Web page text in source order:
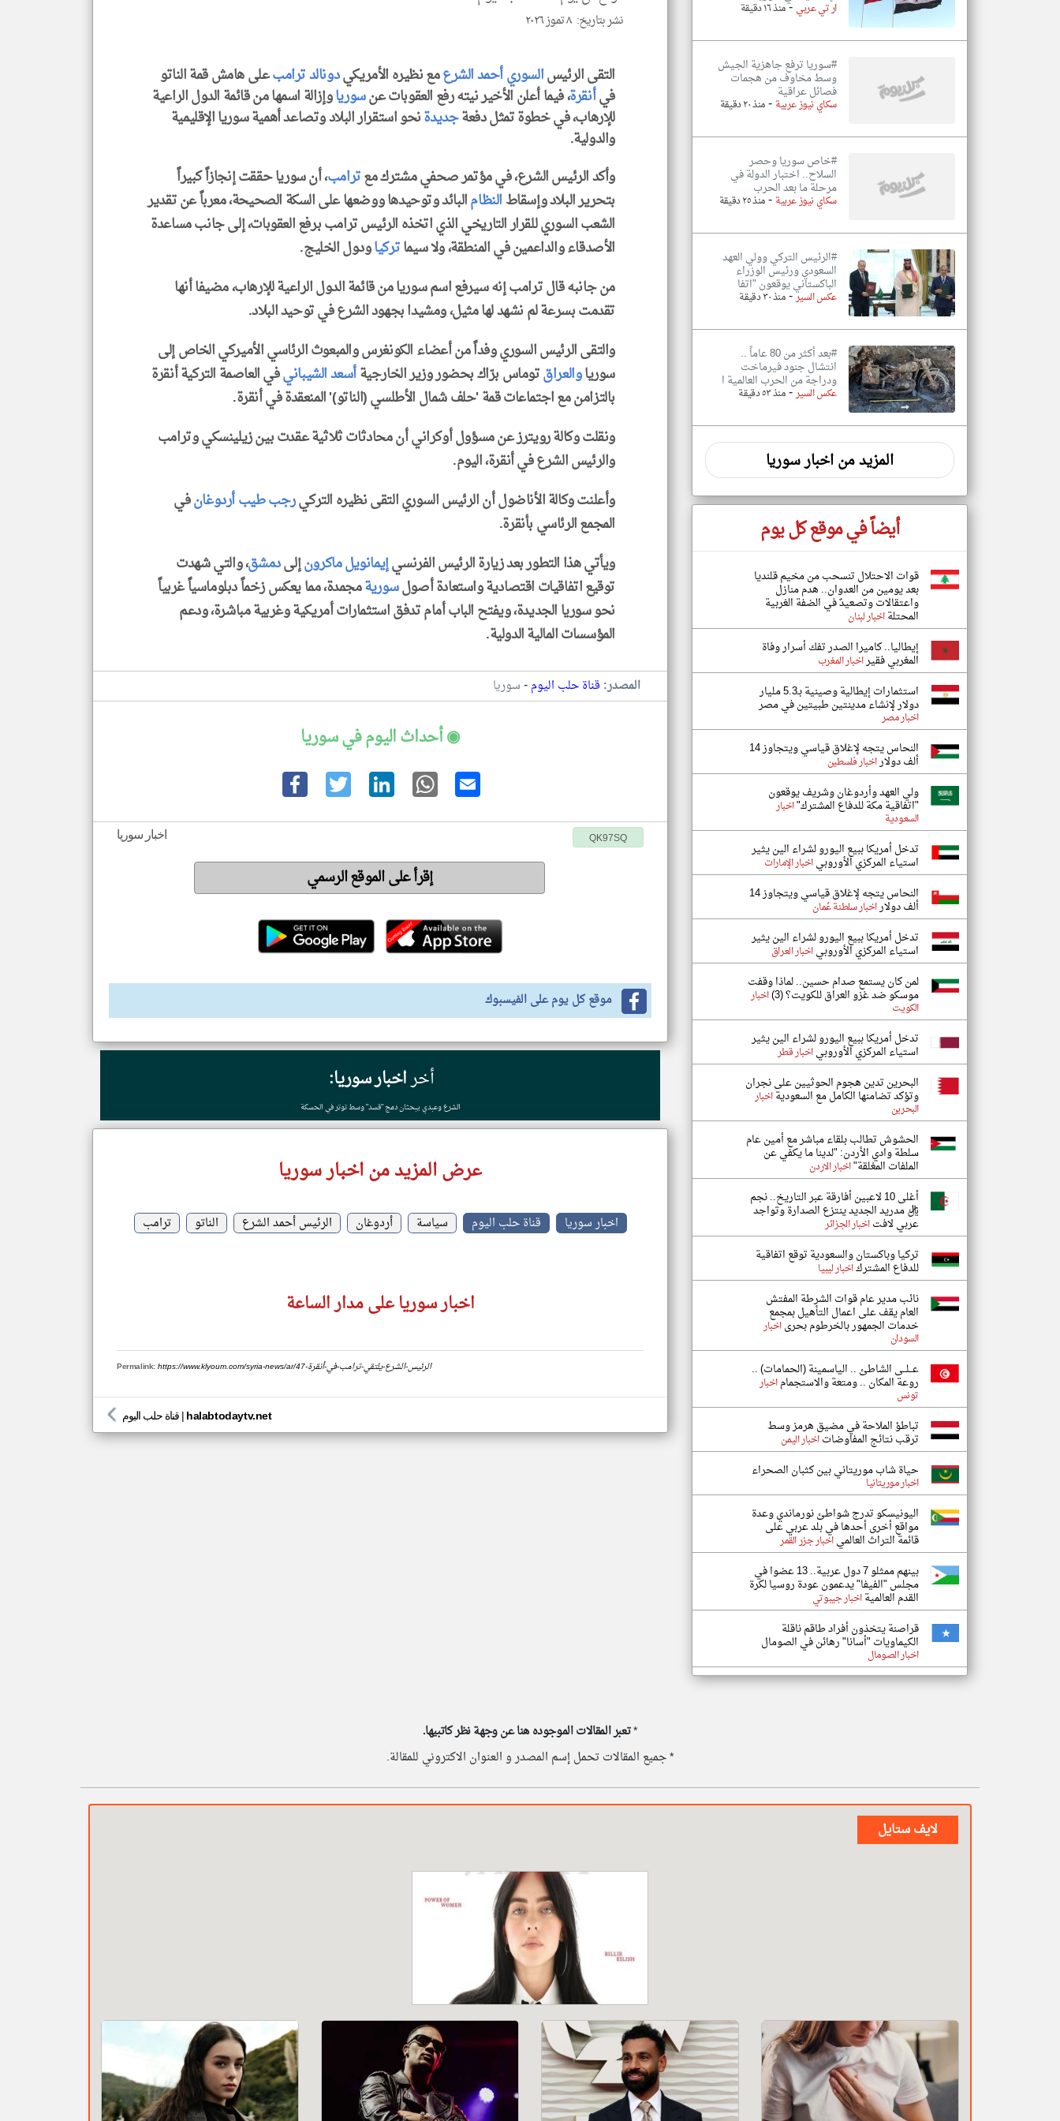
نشر بتاريخ: ٨ تموز ٢٠٢٦
التقى الرئيسالسوريأحمد الشرعمع نظيره الأمريكيدونالد ترامبعلى هامش قمة الناتو
فيأنقرة، فيما أعلن الأخير نيته رفع العقوبات عنسورياوإزالة اسمها من قائمة الدول الراعية
للإرهاب، في خطوة تمثل دفعةجديدةنحو استقرار البلاد وتصاعد أهمية سوريا الإقليمية
والدولية.
وأكد الرئيس الشرع، في مؤتمر صحفي مشترك معترامب، أن سوريا حققت إنجازاً كبيراً
بتحرير البلاد وإسقاطالنظامالبائد وتوحيدها ووضعها على السكة الصحيحة، معرباً عن تقدير
الشعب السوري للقرار التاريخي الذي اتخذه الرئيس ترامب برفع العقوبات، إلى جانب مساعدة
الأصدقاء والداعمين في المنطقة، ولا سيماتركياودول الخليج.
من جانبه قال ترامب إنه سيرفع اسم سوريا من قائمة الدول الراعية للإرهاب، مضيفا أنها
تقدمت بسرعة لم نشهد لها مثيل، ومشيدا بجهود الشرع في توحيد البلاد.
والتقى الرئيس السوري وفداً من أعضاء الكونغرس والمبعوث الرئاسي الأميركي الخاص إلى
سورياوالعراقتوماس برّاك بحضور وزير الخارجيةأسعد الشيبانيفي العاصمة التركية أنقرة
بالتزامن مع اجتماعات قمة 'حلف شمال الأطلسي (الناتو)' المنعقدة في أنقرة.
ونقلت وكالة رويترز عن مسؤول أوكراني أن محادثات ثلاثية عقدت بين زيلينسكي وترامب
والرئيس الشرع في أنقرة، اليوم.
وأعلنت وكالة الأناضول أن الرئيس السوري التقى نظيره التركيرجب طيب أردوغانفي
المجمع الرئاسي بأنقرة.
ويأتي هذا التطور بعد زيارة الرئيس الفرنسيإيمانويل ماكرونإلىدمشق، والتي شهدت
توقيع اتفاقيات اقتصادية واستعادة أصولسوريةمجمدة، مما يعكس زخماً دبلوماسياً غربياً
نحو سوريا الجديدة، ويفتح الباب أمام تدفق استثمارات أمريكية وغربية مباشرة، ودعم
المؤسسات المالية الدولية.
المصدر: قناة حلب اليوم-سوريا
◉ أحداث اليوم في سوريا
اخبار سوريا QK97SQ
إقرأ على الموقع الرسمي
موقع كل يوم على الفيسبوك
أخراخبار سوريا:
الشرع وعبدي يبحثان دمج "قسد" وسط توتر في الحسكة
عرض المزيد من اخبار سوريا
اخبار سوريا قناة حلب اليوم سياسة أردوغان الرئيس أحمد الشرع الناتو ترامب
اخبار سوريا على مدار الساعة
Permalink: https://www.klyoum.com/syria-news/ar/47-الرئيس-الشرع-يلتقي-ترامب-في-أنقرة
قناة حلب اليوم | halabtodaytv.net
ار تي عربي -منذ ١٦ دقيقة
#سوريا ترفع جاهزية الجيش
وسط مخاوف من هجمات
فصائل عراقية
سكاي نيوز عربية -منذ ٢٠ دقيقة
#خاص سوريا وحصر
السلاح.. اختبار الدولة في
مرحلة ما بعد الحرب
سكاي نيوز عربية -منذ ٢٥ دقيقة
#الرئيس التركي وولي العهد
السعودي ورئيس الوزراء
الباكستاني يوقعون "اتفا
عكس السير-منذ ٣٠ دقيقة
#بعد أكثر من 80 عاماً ..
انتشال جنود فيرماخت
ودراجة من الحرب العالمية ا
عكس السير-منذ ٥٣ دقيقة
المزيد من اخبار سوريا
أيضاً في موقع كل يوم
قوات الاحتلال تنسحب من مخيم قلنديا
بعد يومين من العدوان.. هدم منازل
واعتقالات وتصعيدٌ في الضفة الغربية
المحتلةاخبار لبنان
إيطاليا.. كاميرا الصدر تفك أسرار وفاة
المغربي فقيراخبار المغرب
استثمارات إيطالية وصينية بـ5.3 مليار
دولار لإنشاء مدينتين طبيتين في مصر
اخبار مصر
النحاس يتجه لإغلاق قياسي ويتجاوز 14
ألف دولاراخبار فلسطين
ولي العهد وأردوغان وشريف يوقعون
"اتفاقية مكة للدفاع المشترك"اخبار
السعودية
تدخل أمريكا ببيع اليورو لشراء الين يثير
استياء المركزي الأوروبياخبار الإمارات
النحاس يتجه لإغلاق قياسي ويتجاوز 14
ألف دولاراخبار سلطنة عُمان
تدخل أمريكا ببيع اليورو لشراء الين يثير
استياء المركزي الأوروبياخبار العراق
لمن كان يستمع صدام حسين.. لماذا وقفت
موسكو ضد غزو العراق للكويت؟ (3) اخبار
الكويت
تدخل أمريكا ببيع اليورو لشراء الين يثير
استياء المركزي الأوروبياخبار قطر
البحرين تدين هجوم الحوثيين على نجران
وتؤكد تضامنها الكامل مع السعوديةاخبار
البحرين
الحشوش تطالب بلقاء مباشر مع أمين عام
سلطة وادي الأردن: "لدينا ما يكفي عن
الملفات المغلقة"اخبار الاردن
أغلى 10 لاعبين أفارقة عبر التاريخ.. نجم
ريال مدريد الجديد ينتزع الصدارة وتواجد
عربي لافتاخبار الجزائر
تركيا وباكستان والسعودية توقع اتفاقية
للدفاع المشتركاخبار ليبيا
نائب مدير عام قوات الشرطة المفتش
العام يقف على اعمال التأهيل بمجمع
خدمات الجمهور بالخرطوم بحرىاخبار
السودان
عــلــى الشاطئ .. الياسمينة (الحمامات) ..
روعة المكان .. ومتعة والاستجماماخبار
تونس
تباطؤ الملاحة في مضيق هرمز وسط
ترقب نتائج المفاوضاتاخبار اليمن
حياة شاب موريتاني بين كثبان الصحراء
اخبار موريتانيا
اليونيسكو تدرج شواطئ نورماندي وعدة
مواقع أخرى أحدها في بلد عربي على
قائمة التراث العالمياخبار جزر القمر
بينهم ممثلو 7 دول عربية.. 13 عضوا في
مجلس "الفيفا" يدعمون عودة روسيا لكرة
القدم العالميةاخبار جيبوتي
قراصنة يتخذون أفراد طاقم ناقلة
الكيماويات "أسانا" رهائن في الصومال
اخبار الصومال
*تعبر المقالات الموجوده هنا عن وجهة نظر كاتبيها.
* جميع المقالات تحمل إسم المصدر و العنوان الاكتروني للمقالة.
لايف ستايل
klyoum.com